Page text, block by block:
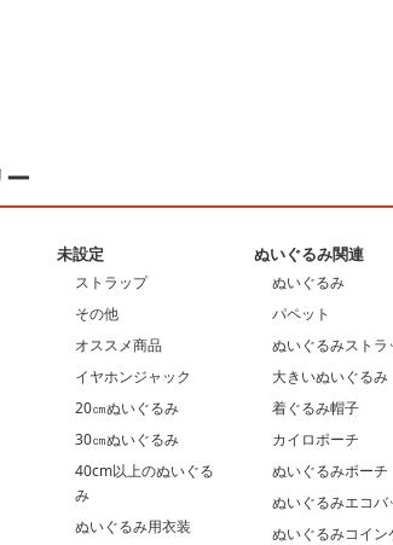
未設定
ストラップ
その他
オススメ商品
イヤホンジャック
20㎝ぬいぐるみ
30㎝ぬいぐるみ
40cm以上のぬいぐる
み
ぬいぐるみ用衣装
ぬいぐるみ関連
ぬいぐるみ
パペット
ぬいぐるみストラ
大きいぬいぐるみ
着ぐるみ帽子
カイロポーチ
ぬいぐるみポーチ
ぬいぐるみエコバ
ぬいぐるみコイン